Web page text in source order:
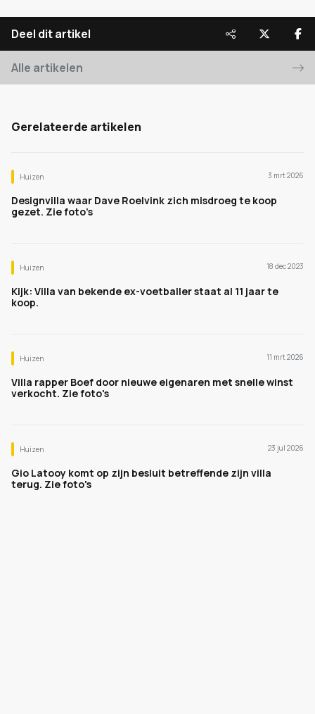
Deel dit artikel
Alle artikelen
Gerelateerde artikelen
Huizen 3 mrt 2026
Designvilla waar Dave Roelvink zich misdroeg te koop
gezet. Zie foto’s
Huizen 18 dec 2023
Kijk: Villa van bekende ex-voetballer staat al 11 jaar te
koop.
Huizen 11 mrt 2026
Villa rapper Boef door nieuwe eigenaren met snelle winst
verkocht. Zie foto's
Huizen 23 jul 2026
Gio Latooy komt op zijn besluit betreffende zijn villa
terug. Zie foto's